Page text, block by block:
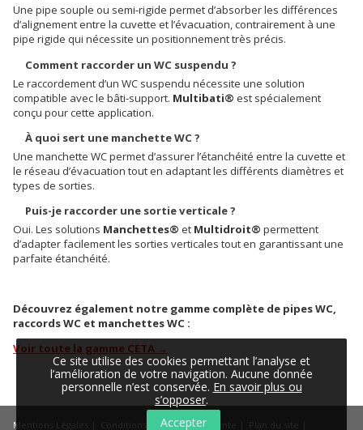
Une pipe souple ou semi-rigide permet d’absorber les différences
d’alignement entre la cuvette et l’évacuation, contrairement à une
pipe rigide qui nécessite un positionnement très précis.
Comment raccorder un WC suspendu ?
Le raccordement d’un WC suspendu nécessite une solution
compatible avec le bâti-support. Multibati® est spécialement
conçu pour cette application.
À quoi sert une manchette WC ?
Une manchette WC permet d’assurer l’étanchéité entre la cuvette et
le réseau d’évacuation tout en adaptant les différents diamètres et
types de sorties.
Puis-je raccorder une sortie verticale ?
Oui. Les solutions Manchettes® et Multidroit® permettent
d’adapter facilement les sorties verticales tout en garantissant une
parfaite étanchéité.
Découvrez également notre gamme complète de pipes WC,
raccords WC et manchettes WC :
Voir toute la gamme CETA →
Mentions Légales Conditions Générales de Vente
Ce site utilise des cookies permettant l’analyse et
l’amélioration de votre navigation. Aucune donnée
personnelle n’est conservée. En savoir plus ou
s’opposer.
Accepter